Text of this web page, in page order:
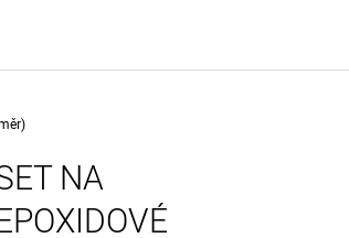
NA
ATYPICKÉ HODINY KAŠTAN - CHESTNUT